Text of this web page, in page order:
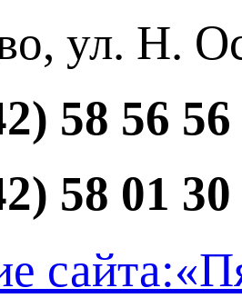
ул. Н.
58 56 56
58 01 30
сайта: